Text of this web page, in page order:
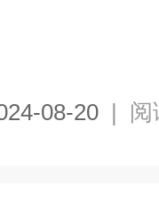
08-20 | 阅